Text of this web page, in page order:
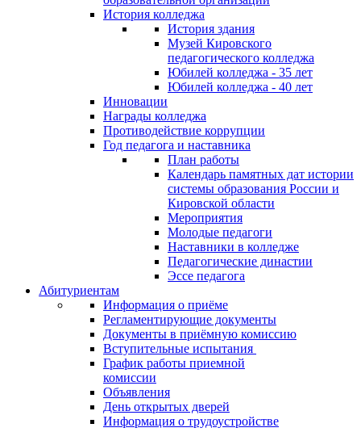
История колледжа
История здания
Музей Кировского
педагогического колледжа
Юбилей колледжа - 35 лет
Юбилей колледжа - 40 лет
Инновации
Награды колледжа
Противодействие коррупции
Год педагога и наставника
План работы
Календарь памятных дат истории
системы образования России и
Кировской области
Мероприятия
Молодые педагоги
Наставники в колледже
Педагогические династии
Эссе педагога
Абитуриентам
Информация о приёме
Регламентирующие документы
Документы в приёмную комиссию
Вступительные испытания
График работы приемной
комиссии
Объявления
День открытых дверей
Информация о трудоустройстве